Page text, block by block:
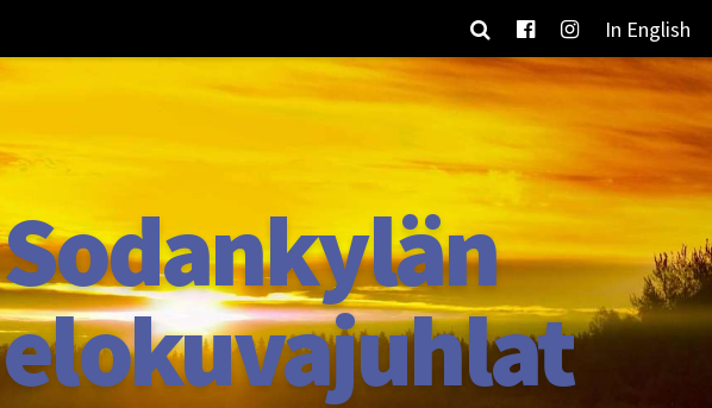
In English
Sodankylän
elokuvajuhlat